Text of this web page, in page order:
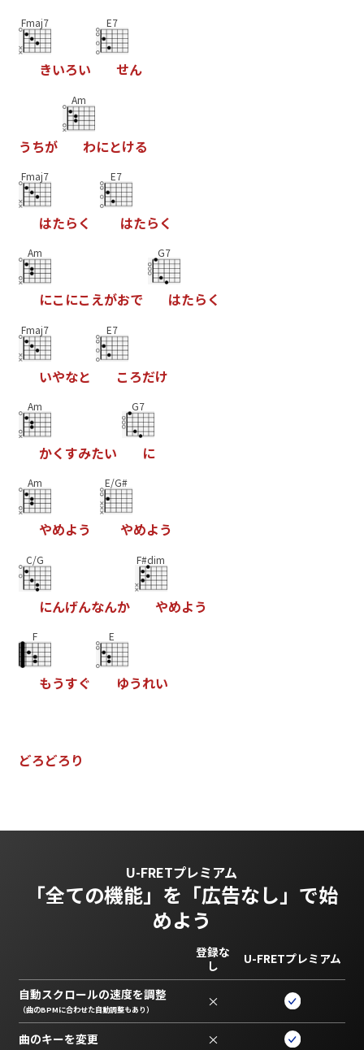
Fmaj7
きいろい
E7
せん
う ちが
Am
わにとける
Fmaj7
はたら く
E7
はたら く
Am
にこ にこえがおで
G7
はたら く
Fmaj7
いやなと
E7
ころだけ
Am
かく すみたい
G7
に
Am
やめよう
E/G#
やめよう
C/G
にんげんなんか
F#dim
やめよう
F
もうすぐ
E
ゆうれい
どろどろ り
U-FRETプレミアム
「全ての機能」を 「広告なし」で始
めよう
登録な
し
U-FRETプレミアム
自動スクロールの速度を調整
（曲のBPMに合わせた自動調整もあり） ×
曲のキーを変更 ×